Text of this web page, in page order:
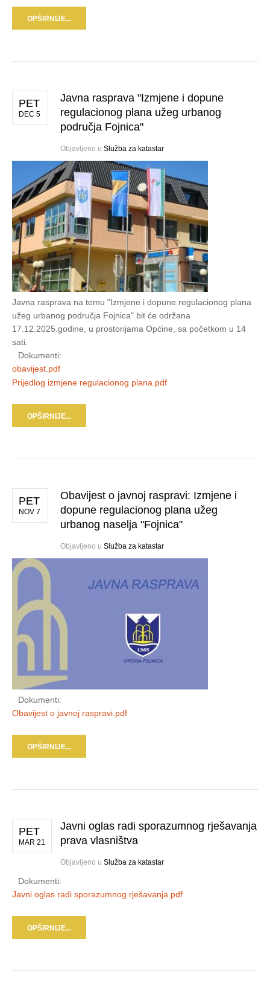
OPŠIRNIJE...
PET
DEC 5
Javna rasprava "Izmjene i dopune
regulacionog plana užeg urbanog
područja Fojnica"
Objavljeno u Služba za katastar
Javna rasprava na temu "Izmjene i dopune regulacionog plana
užeg urbanog područja Fojnica" bit će održana
17.12.2025.godine, u prostorijama Općine, sa početkom u 14
sati.
Dokumenti:
obavijest.pdf
Prijedlog izmjene regulacionog plana.pdf
OPŠIRNIJE...
PET
NOV 7
Obavijest o javnoj raspravi: Izmjene i
dopune regulacionog plana užeg
urbanog naselja "Fojnica"
Objavljeno u Služba za katastar
Dokumenti:
Obavijest o javnoj raspravi.pdf
OPŠIRNIJE...
PET
MAR 21
Javni oglas radi sporazumnog rješavanja
prava vlasništva
Objavljeno u Služba za katastar
Dokumenti:
Javni oglas radi sporazumnog rješavanja.pdf
OPŠIRNIJE...